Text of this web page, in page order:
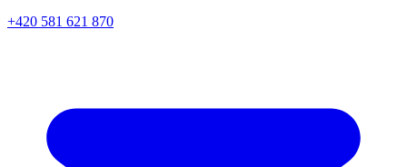
+420 581 621 870